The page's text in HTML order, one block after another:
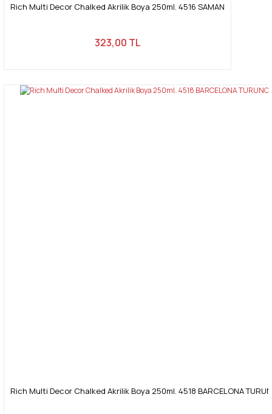
Rich Multi Decor Chalked Akrilik Boya 250ml. 4516 SAMAN
323,00 TL
Rich Multi Decor Chalked Akrilik Boya 250ml. 4518 BARCELONA